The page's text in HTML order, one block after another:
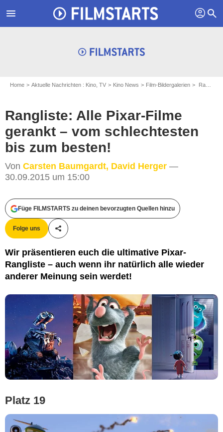
menu profil search
Home Aktuelle Nachrichten : Kino, TV Kino News Film-Bildergalerien Rangliste: Alle Pixar-Filme gerankt – vom schlechtesten bis zum besten!
Rangliste: Alle Pixar-Filme
gerankt – vom schlechtesten
bis zum besten!
Von Carsten Baumgardt, David Herger —
30.09.2015 um 15:00
Füge FILMSTARTS zu deinen bevorzugten Quellen hinzu
Folge uns
Teile diesen Artikel
Wir präsentieren euch die ultimative Pixar-
Rangliste – auch wenn ihr natürlich alle wieder
anderer Meinung sein werdet!
Pixar Animation Studios
Platz 19